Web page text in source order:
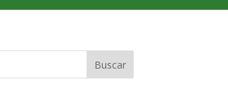
Buscar